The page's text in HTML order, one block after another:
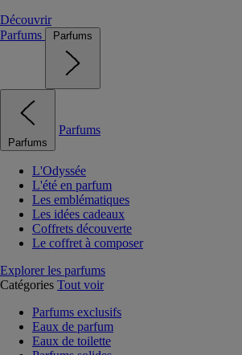
Découvrir
Parfums
Parfums
Parfums
Parfums
L'Odyssée
L'été en parfum
Les emblématiques
Les idées cadeaux
Coffrets découverte
Le coffret à composer
Explorer les parfums
Catégories Tout voir
Parfums exclusifs
Eaux de parfum
Eaux de toilette